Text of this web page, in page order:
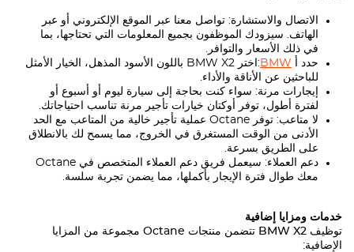
الاتصال والاستشارة: تواصل معنا عبر الموقع الإلكتروني أو عبر
الهاتف. سيزودك الموظفون بجميع المعلومات التي تحتاجها، بما
في ذلك الأسعار والتوافر.
حدد أ BMW:اختر BMW X2 باللون الأسود المذهل، الخيار الأمثل
للباحثين عن الأناقة والأداء.
إيجارات مرنة: سواء كنت بحاجة إلى سيارة ليوم أو أسبوع أو
لفترة أطول، توفر أوكتان خيارات تأجير مرنة تناسب احتياجاتك.
لا متاعب: توفر Octane عملية تأجير خالية من المتاعب مع الحد
الأدنى من الوقت المستغرق في الخروج، مما يسمح لك بالانطلاق
على الطريق بسرعة.
دعم العملاء: سيعمل فريق دعم العملاء المتخصص في Octane
معك طوال فترة الإيجار بأكملها، مما يضمن تجربة سلسة.
خدمات ومزايا إضافية
توظيف BMW X2
تتضمن منتجات Octane مجموعة من المزايا
الإضافية: